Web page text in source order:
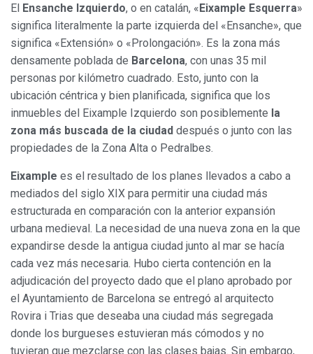
El Ensanche Izquierdo, o en catalán, «Eixample Esquerra»
significa literalmente la parte izquierda del «Ensanche», que
significa «Extensión» o «Prolongación». Es la zona más
densamente poblada de Barcelona, con unas 35 mil
personas por kilómetro cuadrado. Esto, junto con la
ubicación céntrica y bien planificada, significa que los
inmuebles del Eixample Izquierdo son posiblemente la
zona más buscada de la ciudad después o junto con las
propiedades de la Zona Alta o Pedralbes.
Eixample es el resultado de los planes llevados a cabo a
mediados del siglo XIX para permitir una ciudad más
estructurada en comparación con la anterior expansión
urbana medieval. La necesidad de una nueva zona en la que
expandirse desde la antigua ciudad junto al mar se hacía
cada vez más necesaria. Hubo cierta contención en la
adjudicación del proyecto dado que el plano aprobado por
el Ayuntamiento de Barcelona se entregó al arquitecto
Rovira i Trias que deseaba una ciudad más segregada
donde los burgueses estuvieran más cómodos y no
tuvieran que mezclarse con las clases bajas. Sin embargo,